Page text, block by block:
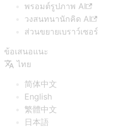
พรอมต์รูปภาพ AI
วงสนทนานักคิด AI
ส่วนขยายเบราว์เซอร์
ข้อเสนอแนะ
ไทย
简体中文
English
繁體中文
日本語